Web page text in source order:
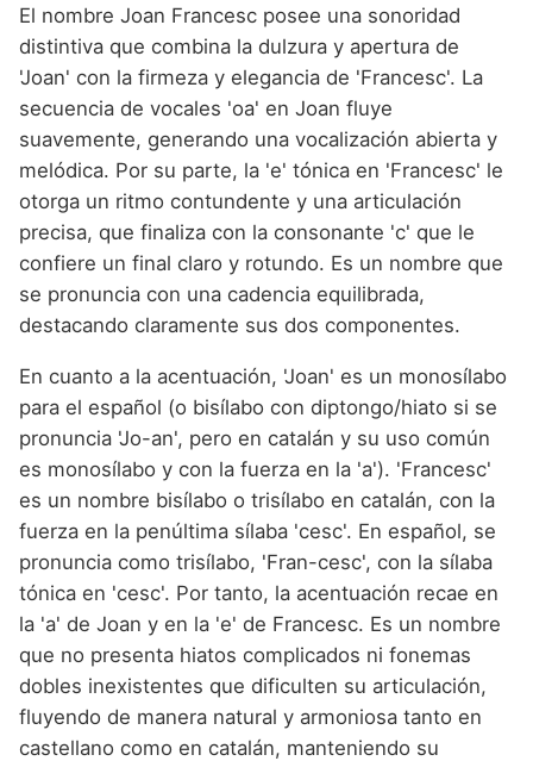
El nombre Joan Francesc posee una sonoridad
distintiva que combina la dulzura y apertura de
'Joan' con la firmeza y elegancia de 'Francesc'. La
secuencia de vocales 'oa' en Joan fluye
suavemente, generando una vocalización abierta y
melódica. Por su parte, la 'e' tónica en 'Francesc' le
otorga un ritmo contundente y una articulación
precisa, que finaliza con la consonante 'c' que le
confiere un final claro y rotundo. Es un nombre que
se pronuncia con una cadencia equilibrada,
destacando claramente sus dos componentes.
En cuanto a la acentuación, 'Joan' es un monosílabo
para el español (o bisílabo con diptongo/hiato si se
pronuncia 'Jo-an', pero en catalán y su uso común
es monosílabo y con la fuerza en la 'a'). 'Francesc'
es un nombre bisílabo o trisílabo en catalán, con la
fuerza en la penúltima sílaba 'cesc'. En español, se
pronuncia como trisílabo, 'Fran-cesc', con la sílaba
tónica en 'cesc'. Por tanto, la acentuación recae en
la 'a' de Joan y en la 'e' de Francesc. Es un nombre
que no presenta hiatos complicados ni fonemas
dobles inexistentes que dificulten su articulación,
fluyendo de manera natural y armoniosa tanto en
castellano como en catalán, manteniendo su